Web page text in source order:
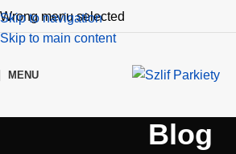
Skip to navigation
Skip to main content
Wrong menu selected
MENU
Blog